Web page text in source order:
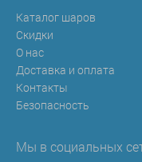
Каталог шаров
Скидки
О нас
Доставка и оплата
Контакты
Безопасность
Мы в социальных